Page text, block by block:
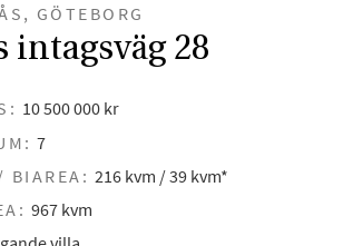
GÖTEBORG
intagsväg 28
10 500 000 kr
7
BIAREA: 216 kvm / 39 kvm*
967 kvm